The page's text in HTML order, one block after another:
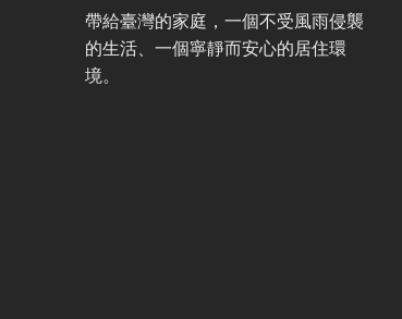
帶給臺灣的家庭，一個不受風雨侵襲
的生活、一個寧靜而安心的居住環
境。